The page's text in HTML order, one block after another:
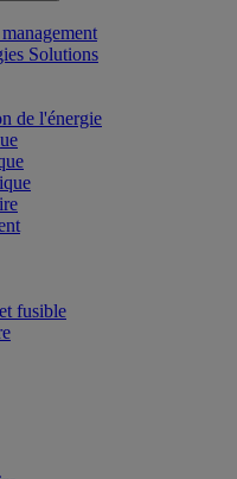
Solutions
de l'énergie
fusible